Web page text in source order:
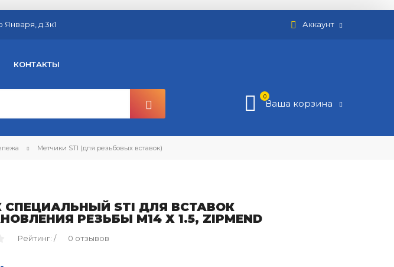
д.3к1 Аккаунт
КОНТАКТЫ
0
Ваша корзина
Метчики STI (для резьбовых вставок)
СПЕЦИАЛЬНЫЙ STI ДЛЯ ВСТАВОК
РЕЗЬБЫ M14 Х 1.5, ZIPMEND
Рейтинг: / 0 отзывов